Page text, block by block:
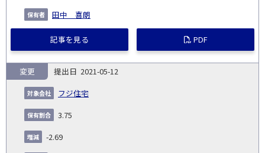
田中 喜朗
記事を見る PDF
2021-05-12
フジ住宅
変更
3.75
-2.69